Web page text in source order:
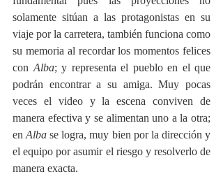
solamente sitúan a las protagonistas en su
viaje por la carretera, también funciona como
su memoria al recordar los momentos felices
con Alba; y representa el pueblo en el que
podrán encontrar a su amiga. Muy pocas
veces el video y la escena conviven de
manera efectiva y se alimentan uno a la otra;
en Alba se logra, muy bien por la dirección y
el equipo por asumir el riesgo y resolverlo de
manera exacta.